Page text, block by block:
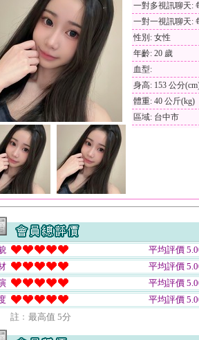
一對多視訊聊天:
一對一視訊聊天:
性別: 女性
年齡: 20 歲
血型:
身高: 153 公分
體重: 40 公斤(kg)
區域: 台中市
平均評價
平均評價
平均評價
平均評價
註﹕最高值 5分